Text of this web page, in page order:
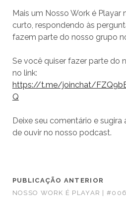
Mais um Nosso Work é Playar
curto, respondendo às
fazem parte do nosso grupo
Se você quiser fazer parte do
no link:
https://t.me/joinchat/
Q
Deixe seu comentário e
de ouvir no nosso podcast.
PUBLICAÇÃO ANTERIOR
NOSSO WORK É PLAYAR |